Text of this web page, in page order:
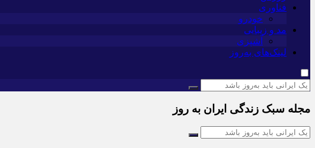
فناوری
خودرو
مد و زیبایی
آشپزی
لینک‌های به‌روز
مجله سبک زندگی ایران به روز